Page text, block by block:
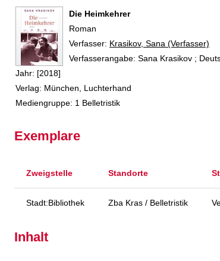
Die Heimkehrer
Roman
Verfasser: Suche nach diesem Verfasser
Krasikov, Sana (Verfasser)
Verfasserangabe: Sana Krasikov ;
Jahr: [2018]
Verlag: München, Luchterhand
Mediengruppe: 1 Belletristik
Exemplare
Zweigstelle Standorte
Stadt:Bibliothek Zba Kras / Belletristik
Inhalt